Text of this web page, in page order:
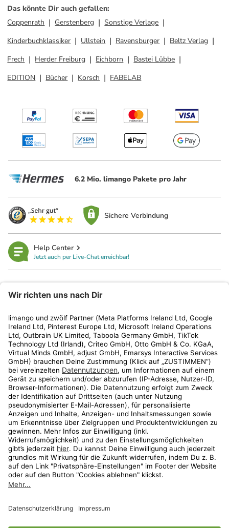
Das könnte Dir auch gefallen:
Coppenrath
Gerstenberg
Sonstige Verlage
Kinderbuchklassiker
Ullstein Ravensburger
Beltz Verlag
Frech
Herder Freiburg Eichborn
Bastei Lübbe
EDITION
Bücher Korsch FABELAB
6.2 Mio. limango Pakete pro Jahr
Sichere Verbindung
Help Center
Jetzt auch per Live-Chat erreichbar!
Kundenservice
Shop
Aktionen
Travel